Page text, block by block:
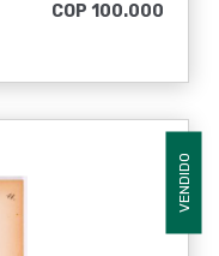
COP 100.000
VENDIDO